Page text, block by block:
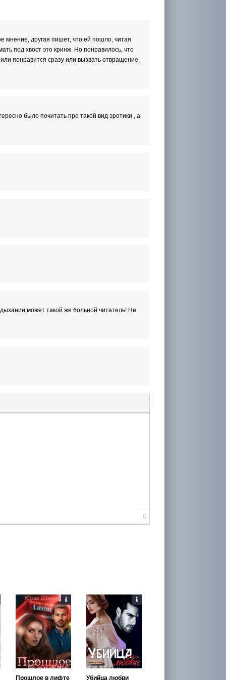
мнение, другая пишет, что ей пошло, читая
под хвост это кринж. Но понравилось, что
понравится сразу или вызвать отвращение.
было почитать про такой вид эротики , а
может такой же больной читатель! Не
0
Прошлое в лифте Убийца любви